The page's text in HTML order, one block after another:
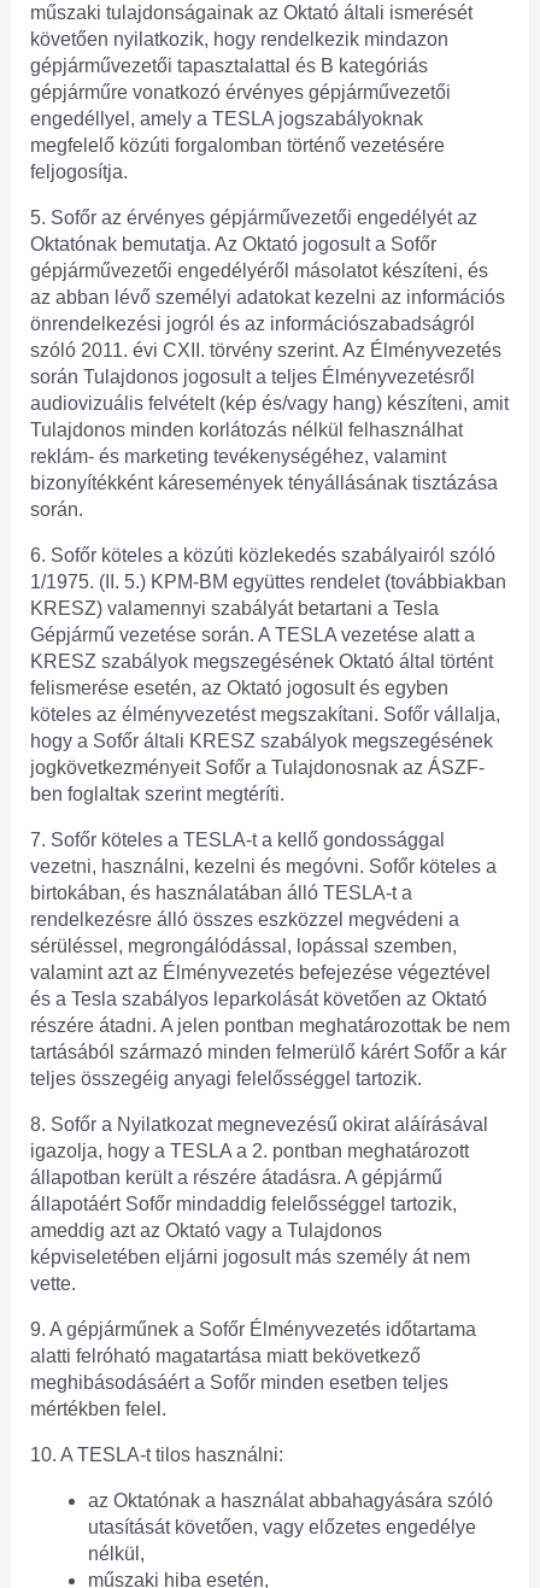
műszaki tulajdonságainak az Oktató általi ismerését
követően nyilatkozik, hogy rendelkezik mindazon
gépjárművezetői tapasztalattal és B kategóriás
gépjárműre vonatkozó érvényes gépjárművezetői
engedéllyel, amely a TESLA jogszabályoknak
megfelelő közúti forgalomban történő vezetésére
feljogosítja.
5. Sofőr az érvényes gépjárművezetői engedélyét az
Oktatónak bemutatja. Az Oktató jogosult a Sofőr
gépjárművezetői engedélyéről másolatot készíteni, és
az abban lévő személyi adatokat kezelni az információs
önrendelkezési jogról és az információszabadságról
szóló 2011. évi CXII. törvény szerint. Az Élményvezetés
során Tulajdonos jogosult a teljes Élményvezetésről
audiovizuális felvételt (kép és/vagy hang) készíteni, amit
Tulajdonos minden korlátozás nélkül felhasználhat
reklám- és marketing tevékenységéhez, valamint
bizonyítékként káresemények tényállásának tisztázása
során.
6. Sofőr köteles a közúti közlekedés szabályairól szóló
1/1975. (II. 5.) KPM-BM együttes rendelet (továbbiakban
KRESZ) valamennyi szabályát betartani a Tesla
Gépjármű vezetése során. A TESLA vezetése alatt a
KRESZ szabályok megszegésének Oktató által történt
felismerése esetén, az Oktató jogosult és egyben
köteles az élményvezetést megszakítani. Sofőr vállalja,
hogy a Sofőr általi KRESZ szabályok megszegésének
jogkövetkezményeit Sofőr a Tulajdonosnak az ÁSZF-
ben foglaltak szerint megtéríti.
7. Sofőr köteles a TESLA-t a kellő gondossággal
vezetni, használni, kezelni és megóvni. Sofőr köteles a
birtokában, és használatában álló TESLA-t a
rendelkezésre álló összes eszközzel megvédeni a
sérüléssel, megrongálódással, lopással szemben,
valamint azt az Élményvezetés befejezése végeztével
és a Tesla szabályos leparkolását követően az Oktató
részére átadni. A jelen pontban meghatározottak be nem
tartásából származó minden felmerülő kárért Sofőr a kár
teljes összegéig anyagi felelősséggel tartozik.
8. Sofőr a Nyilatkozat megnevezésű okirat aláírásával
igazolja, hogy a TESLA a 2. pontban meghatározott
állapotban került a részére átadásra. A gépjármű
állapotáért Sofőr mindaddig felelősséggel tartozik,
ameddig azt az Oktató vagy a Tulajdonos
képviseletében eljárni jogosult más személy át nem
vette.
9. A gépjárműnek a Sofőr Élményvezetés időtartama
alatti felróható magatartása miatt bekövetkező
meghibásodásáért a Sofőr minden esetben teljes
mértékben felel.
10. A TESLA-t tilos használni:
az Oktatónak a használat abbahagyására szóló
utasítását követően, vagy előzetes engedélye
nélkül,
műszaki hiba esetén,